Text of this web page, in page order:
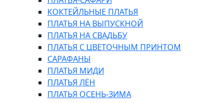
КОКТЕЙЛЬНЫЕ ПЛАТЬЯ
ПЛАТЬЯ НА ВЫПУСКНОЙ
ПЛАТЬЯ НА СВАДЬБУ
ПЛАТЬЯ С ЦВЕТОЧНЫМ ПРИНТОМ
САРАФАНЫ
ПЛАТЬЯ МИДИ
ПЛАТЬЯ ЛЁН
ПЛАТЬЯ ОСЕНЬ-ЗИМА